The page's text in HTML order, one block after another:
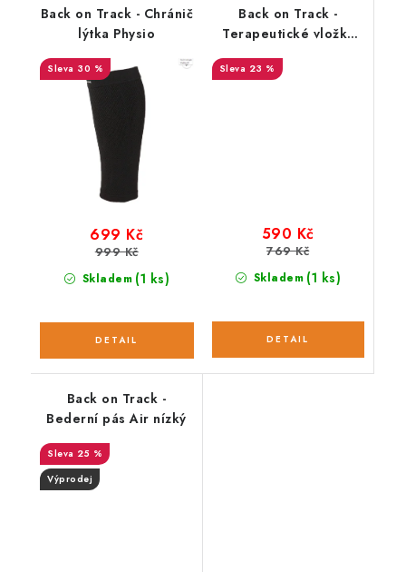
Back on Track - Chránič
lýtka Physio
30 %
Skladem (1 ks)
699 Kč
999 Kč
Back on Track -
Terapeutické vložky
23 %
Skladem (1 ks)
590 Kč
769 Kč
Back on Track -
Bederní pás Air nízký
25 %
Výprodej